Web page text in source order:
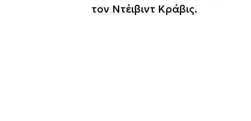
τον Ντέιβιντ Κράβις.